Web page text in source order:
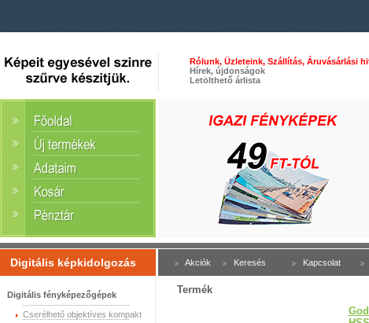
Rólunk, Üzleteink, Szállítás, Áruvásárlási
Hírek, újdonságok
Letölthető árlista
Digitális képkidolgozás
Digitális fényképezőgépek
Cserélhető objektíves kompakt
Akciók Keresés Kapcsolat
Termék